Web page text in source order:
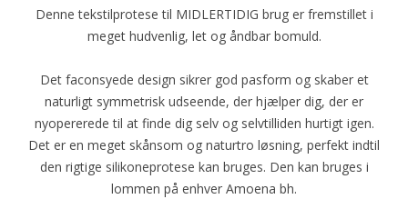
Denne tekstilprotese til MIDLERTIDIG brug er fremstillet i
meget hudvenlig, let og åndbar bomuld.
Det faconsyede design sikrer god pasform og skaber et
naturligt symmetrisk udseende, der hjælper dig, der er
nyopererede til at finde dig selv og selvtilliden hurtigt igen.
Det er en meget skånsom og naturtro løsning, perfekt indtil
den rigtige silikoneprotese kan bruges. Den kan bruges i
lommen på enhver Amoena bh.